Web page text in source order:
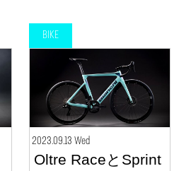
BIKE
2023.09.13 Wed
Oltre RaceとSprint